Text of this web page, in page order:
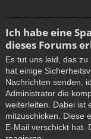
Ich habe eine
dieses Forums
Es tut uns leid, das
hat einige
Nachrichten senden,
Administrator die
weiterleiten. Dabei ist
mitzuschicken. Diese
E-Mail verschickt hat.